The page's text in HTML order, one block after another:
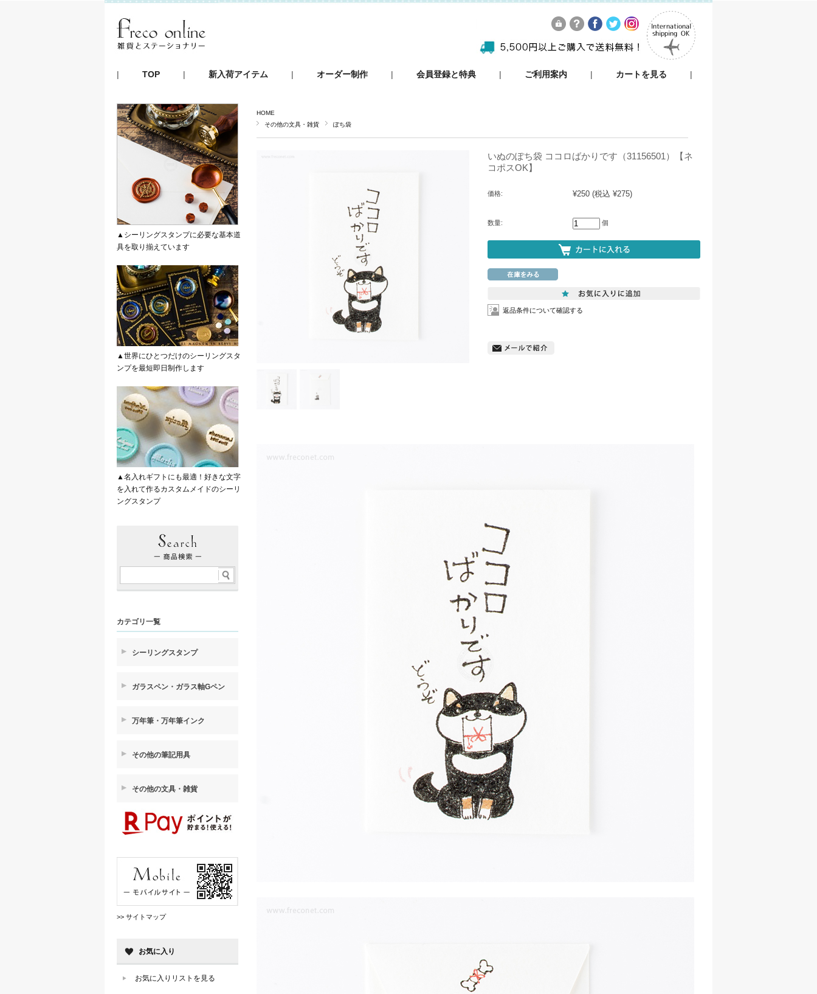
TOP 新入荷アイテム オーダー制作 会員登録と特典 ご利用案内 カートを見る
HOME
その他の文具・雑貨
ぽち袋
いぬのぽち袋 ココロばかりです（31156501）【ネ
コポスOK】
価格: ¥250 (税込 ¥275)
数量: 個
返品条件について確認する
▲シーリングスタンプに必要な基本道
具を取り揃えています
▲世界にひとつだけのシーリングスタ
ンプを最短即日制作します
▲名入れギフトにも最適！好きな文字
を入れて作るカスタムメイドのシーリ
ングスタンプ
カテゴリ一覧
シーリングスタンプ
ガラスペン・ガラス軸Gペン
万年筆・万年筆インク
その他の筆記用具
その他の文具・雑貨
>> サイトマップ
お気に入り
お気に入りリストを見る